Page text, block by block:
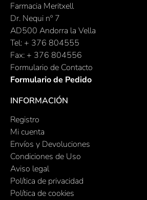
Farmacia Meritxell
Dr. Nequi nº 7
AD500 Andorra la Vella
Tel: + 376 804555
Fax: + 376 804556
Formulario de Contacto
Formulario de Pedido
INFORMACIÓN
Registro
Mi cuenta
Envíos y Devoluciones
Condiciones de Uso
Aviso legal
Política de privacidad
Política de cookies